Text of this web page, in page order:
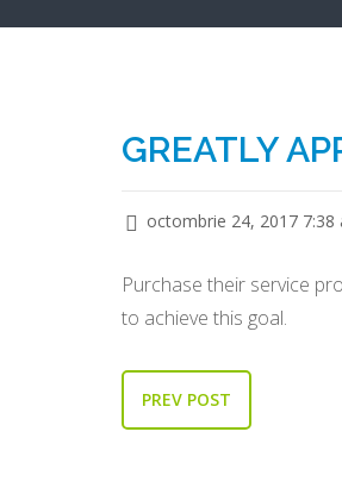
GREATLY
octombrie 24, 2017 7:38
Purchase their service
to achieve this goal.
PREV POST